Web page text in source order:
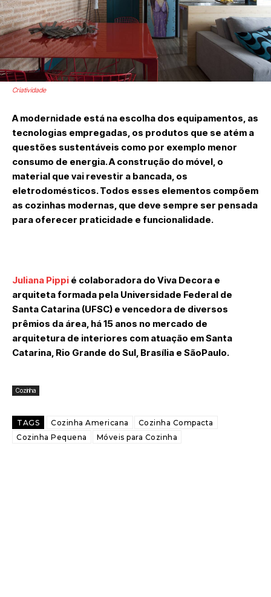
Criatividade
A modernidade está na escolha dos equipamentos, as
tecnologias empregadas, os produtos que se atém a
questões sustentáveis como por exemplo menor
consumo de energia. A construção do móvel, o
material que vai revestir a bancada, os
eletrodomésticos. Todos esses elementos compõem
as cozinhas modernas, que deve sempre ser pensada
para oferecer praticidade e funcionalidade.
Juliana Pippi é colaboradora do Viva Decora e
arquiteta formada pela Universidade Federal de
Santa Catarina (UFSC) e vencedora de diversos
prêmios da área, há 15 anos no mercado de
arquitetura de interiores com atuação em Santa
Catarina, Rio Grande do Sul, Brasília e SãoPaulo.
Cozinha
TAGS Cozinha Americana
Cozinha Compacta
Cozinha Pequena
Móveis para Cozinha